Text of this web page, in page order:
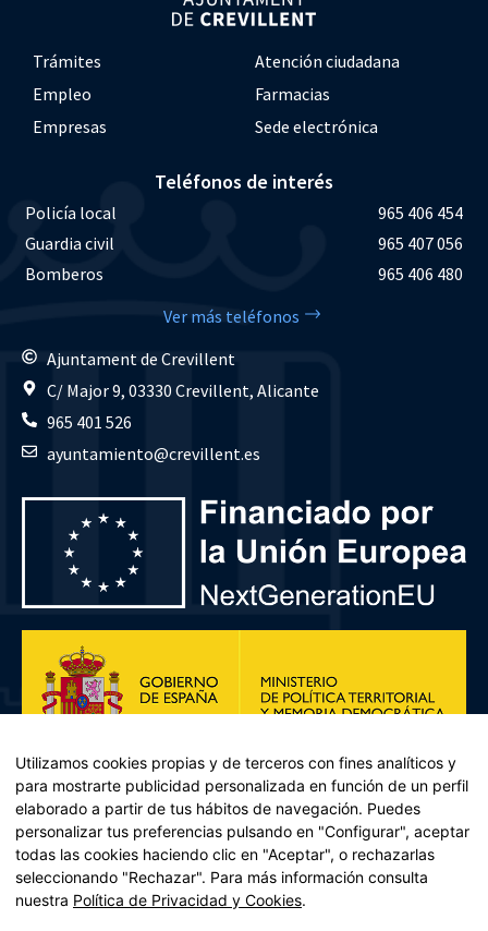
Trámites
Atención ciudadana
Empleo
Farmacias
Empresas
Sede electrónica
Teléfonos de interés
Policía local
965 406 454
Guardia civil
965 407 056
Bomberos
965 406 480
Ver más teléfonos
Ajuntament de Crevillent
C/ Major 9, 03330 Crevillent, Alicante
965 401 526
ayuntamiento@crevillent.es
Plan de Recuperación, Transformación y Resiliencia – Financiado por
Utilizamos cookies propias y de terceros con fines analíticos y
para mostrarte publicidad personalizada en función de un perfil
elaborado a partir de tus hábitos de navegación. Puedes
personalizar tus preferencias pulsando en "Configurar", aceptar
todas las cookies haciendo clic en "Aceptar", o rechazarlas
seleccionando "Rechazar". Para más información consulta
nuestra Política de Privacidad y Cookies.